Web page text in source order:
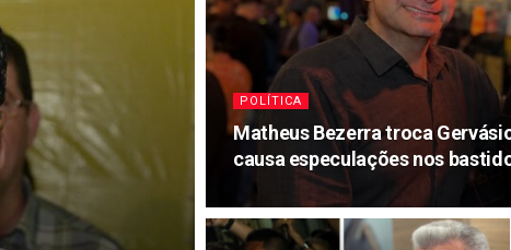
POLÍTICA
Matheus Bezerra troca
causa especulações nos